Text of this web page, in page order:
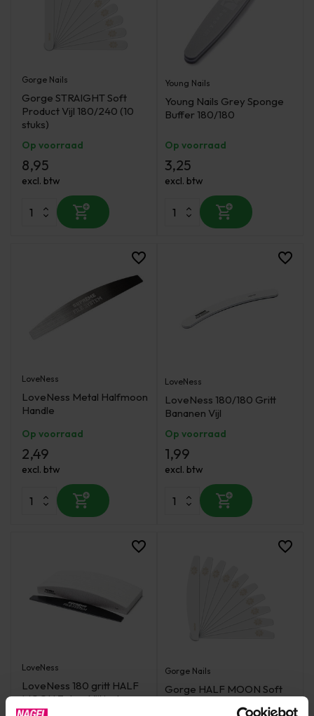
Gorge Nails
Gorge STRAIGHT Soft
Product Vijl 180/240 (10
stuks)
Op voorraad
8,95
excl. btw
Young Nails
Young Nails Grey Sponge
Buffer 180/180
Op voorraad
3,25
excl. btw
LoveNess
LoveNess Metal Halfmoon
Handle
Op voorraad
2,49
excl. btw
LoveNess
LoveNess 180/180 Gritt
Bananen Vijl
Op voorraad
1,99
excl. btw
LoveNess
LoveNess 180 gritt HALF
MOON Zebra Vijl incl.
Handle 50 Pcs
Gorge Nails
Gorge HALF MOON Soft